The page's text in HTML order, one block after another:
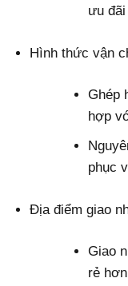
ưu
Hình thức vận
Ghép
hợp
phục
Địa điểm giao
Giao
rẻ